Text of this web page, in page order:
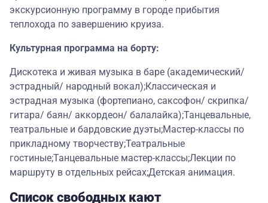
экскурсионную программу в городе прибытия
теплохода по завершению круиза.
Культурная программа на борту:
Дискотека и живая музыка в баре (академический/
эстрадный/ народный вокал);Классическая и
эстрадная музыка (фортепиано, саксофон/ скрипка/
гитара/ баян/ аккордеон/ балалайка);Танцевальные,
театральные и бардовские дуэты;Мастер-классы по
прикладному творчеству;Театральные
гостиные;Танцевальные мастер-классы;Лекции по
маршруту в отдельных рейсах;Детская анимация.
Список свободных кают